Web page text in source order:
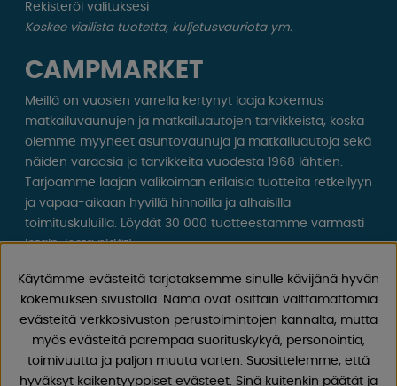
Rekisteröi valituksesi
Koskee viallista tuotetta, kuljetusvauriota ym.
CAMPMARKET
Meillä on vuosien varrella kertynyt laaja kokemus
matkailuvaunujen ja matkailuautojen tarvikkeista, koska
olemme myyneet asuntovaunuja ja matkailuautoja sekä
näiden varaosia ja tarvikkeita vuodesta 1968 lähtien.
Tarjoamme laajan valikoiman erilaisia ​​tuotteita retkeilyyn
ja vapaa-aikaan hyvillä hinnoilla ja alhaisilla
toimituskuluilla. Löydät 30 000 tuotteestamme varmasti
jotain, josta pidät!
Seuraa meitä Facebookissa ja Instagramissa saadaksesi
inspiraatiota, uutisia ja ainutlaatuisia tarjouksia.
Leirintäelämä alkaa meiltä!
Käytämme evästeitä tarjotaksemme sinulle kävijänä hyvän
kokemuksen sivustolla. Nämä ovat osittain välttämättömiä
evästeitä verkkosivuston perustoimintojen kannalta, mutta
myös evästeitä parempaa suorituskykyä, personointia,
toimivuutta ja paljon muuta varten. Suosittelemme, että
hyväksyt kaikentyyppiset evästeet. Sinä kuitenkin päätät ja